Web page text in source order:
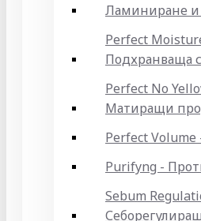
Ламиниране и
Perfect
Подхранваща
Perfect No
Матиращи
Perfect Volume
Purifyng -
Sebum